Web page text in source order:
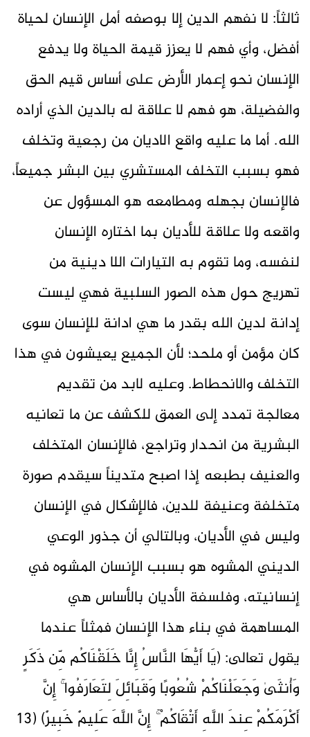
ثالثاً: لا نفهم الدين إلا بوصفه أمل الإنسان لحياة
أفضل، وأي فهم لا يعزز قيمة الحياة ولا يدفع
الإنسان نحو إعمار الأرض على أساس قيم الحق
والفضيلة، هو فهم لا علاقة له بالدين الذي أراده
الله. أما ما عليه واقع الاديان من رجعية وتخلف
فهو بسبب التخلف المستشري بين البشر جميعاً،
فالإنسان بجهله ومطامعه هو المسؤول عن
واقعه ولا علاقة للأديان بما اختاره الإنسان
لنفسه، وما تقوم به التيارات اللا دينية من
تهريج حول هذه الصور السلبية فهي ليست
إدانة لدين الله بقدر ما هي ادانة للإنسان سوى
كان مؤمن أو ملحد؛ لأن الجميع يعيشون في هذا
التخلف والانحطاط. وعليه لابد من تقديم
معالجة تمدد إلى العمق للكشف عن ما تعانيه
البشرية من انحدار وتراجع، فالإنسان المتخلف
والعنيف بطبعه إذا اصبح متديناً سيقدم صورة
متخلفة وعنيفة للدين، فالإشكال في الإنسان
وليس في الأديان، وبالتالي أن جذور الوعي
الديني المشوه هو بسبب الإنسان المشوه في
إنسانيته، وفلسفة الأديان بالأساس هي
المساهمة في بناء هذا الإنسان فمثلاً عندما
يقول تعالى: (يَا أَيُّهَا النَّاسُ إِنَّا خَلَقْنَاكُم مِّن ذَكَرٍ
وَأُنثَىٰ وَجَعَلْنَاكُمْ شُعُوبًا وَقَبَائِلَ لِتَعَارَفُوا ۚ إِنَّ
أَكْرَمَكُمْ عِندَ اللَّهِ أَتْقَاكُمْ ۚ إِنَّ اللَّهَ عَلِيمٌ خَبِيرٌ) (13